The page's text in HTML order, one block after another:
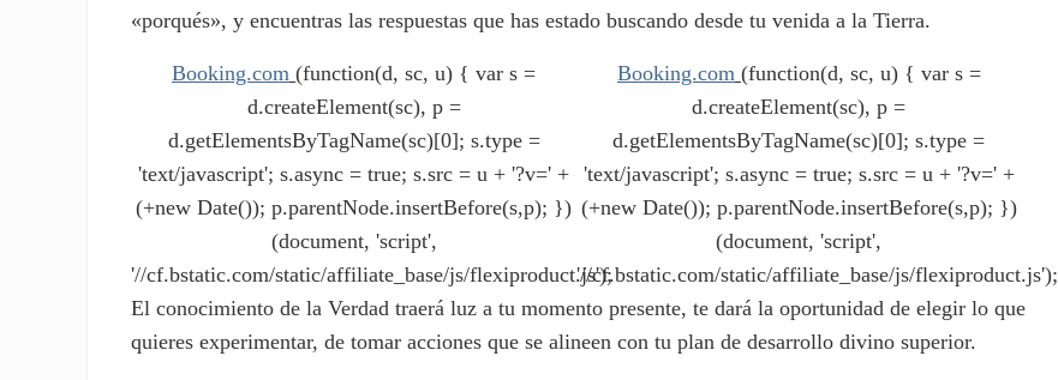
«porqués», y encuentras las respuestas que has estado buscando desde tu venida a la Tierra.
Booking.com (function(d, sc, u) { var s =
d.createElement(sc), p =
d.getElementsByTagName(sc)[0]; s.type =
'text/javascript'; s.async = true; s.src = u + '?v=' +
(+new Date()); p.parentNode.insertBefore(s,p); })
(document, 'script',
'//cf.bstatic.com/static/affiliate_base/js/flexiproduct.js');
Booking.com (function(d, sc, u) { var s =
d.createElement(sc), p =
d.getElementsByTagName(sc)[0]; s.type =
'text/javascript'; s.async = true; s.src = u + '?v=' +
(+new Date()); p.parentNode.insertBefore(s,p); })
(document, 'script',
'//cf.bstatic.com/static/affiliate_base/js/flexiproduct.js');
El conocimiento de la Verdad traerá luz a tu momento presente, te dará la oportunidad de elegir lo que
quieres experimentar, de tomar acciones que se alineen con tu plan de desarrollo divino superior.